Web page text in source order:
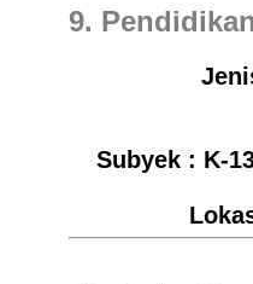
9.
Subyek : K-